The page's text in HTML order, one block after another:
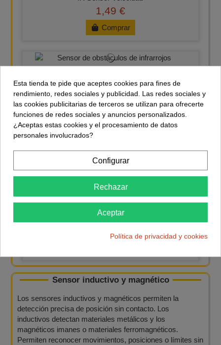
1,49 €
Comprar
1,44 €
Comprar
0,65 €
TCRT5000
Sensor inductivo y magnético
Los sensores inductivos y magnéticos permiten la
detección precisa de posición sin contacto. Los
inductivos detectan materiales metálicos y los
magnéticos imanes o materiales ferromagnéticos.
Permiten reconocer movimientos, posiciones o límites sin
Esta tienda te pide que aceptes cookies para fines de
rendimiento, redes sociales y publicidad. Las redes sociales y
las cookies publicitarias de terceros se utilizan para ofrecerte
funciones de redes sociales y anuncios personalizados.
¿Aceptas estas cookies y el procesamiento de datos
personales involucrados?
Configurar
Rechazar
Aceptar
Política de privacidad y cookies